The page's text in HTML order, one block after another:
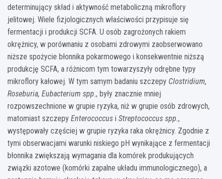
determinujący skład i aktywność metaboliczną mikroflory
jelitowej. Wiele fizjologicznych właściwości przypisuje się
fermentacji i produkcji SCFA. U osób zagrożonych rakiem
okrężnicy, w porównaniu z osobami zdrowymi zaobserwowano
niższe spożycie błonnika pokarmowego i konsekwentnie niższą
produkcję SCFA, a różnicom tym towarzyszyły odrębne typy
mikroflory kałowej. W tym samym badaniu szczepy Clostridium,
Roseburia, Eubacterium spp., były znacznie mniej
rozpowszechnione w grupie ryzyka, niż w grupie osób zdrowych,
matomiast szczepy Enterococcus i Streptococcus spp.,
występowały częściej w grupie ryzyka raka okrężnicy. Zgodnie z
tymi obserwacjami warunki niskiego pH wynikające z fermentacji
błonnika zwiększają wymagania dla komórek produkujących
związki azotowe (komórki zapalne układu immunologicznego), a